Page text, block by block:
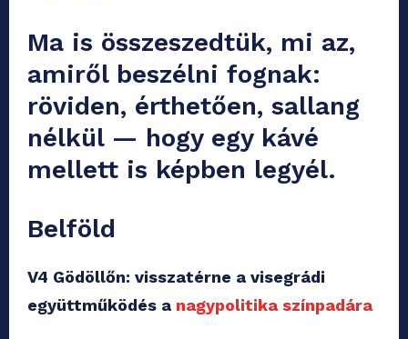
Ma is összeszedtük, mi az,
amiről beszélni fognak:
röviden, érthetően, sallang
nélkül — hogy egy kávé
mellett is képben legyél.
Belföld
V4 Gödöllőn: visszatérne a visegrádi
együttműködés a nagypolitika színpadára